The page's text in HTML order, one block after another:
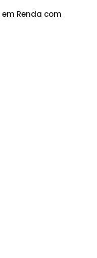
Renda com